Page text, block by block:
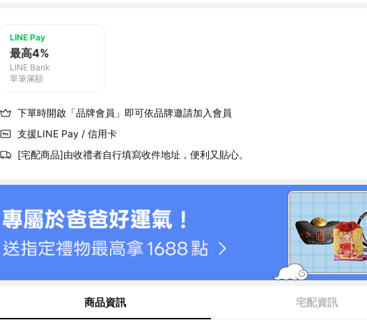
LINE Pay
最高4%
LINE Bank
單筆滿額
下單時開啟「品牌會員」即可依品牌邀請加入會員
支援LINE Pay / 信用卡
[宅配商品]由收禮者自行填寫收件地址，便利又貼心。
商品資訊 宅配資訊